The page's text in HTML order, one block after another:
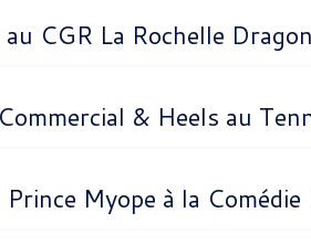
CGR La Rochelle Dragon
& Heels au
Prince Myope à la Comédie